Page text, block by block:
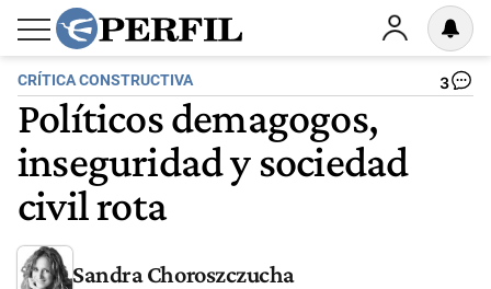
CRÍTICA CONSTRUCTIVA 3
Políticos demagogos,
inseguridad y sociedad
civil rota
Sandra Choroszczucha